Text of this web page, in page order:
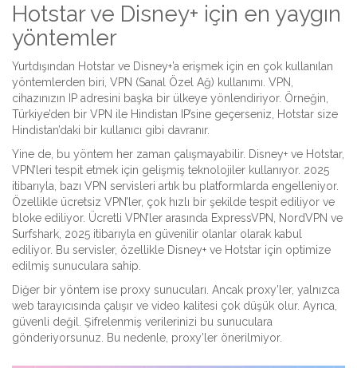
Hotstar ve Disney+ için en yaygın
yöntemler
Yurtdışından Hotstar ve Disney+’a erişmek için en çok kullanılan
yöntemlerden biri, VPN (Sanal Özel Ağ) kullanımı. VPN,
cihazınızın IP adresini başka bir ülkeye yönlendiriyor. Örneğin,
Türkiye’den bir VPN ile Hindistan IP’sine geçerseniz, Hotstar size
Hindistan’daki bir kullanıcı gibi davranır.
Yine de, bu yöntem her zaman çalışmayabilir. Disney+ ve Hotstar,
VPN’leri tespit etmek için gelişmiş teknolojiler kullanıyor. 2025
itibarıyla, bazı VPN servisleri artık bu platformlarda engelleniyor.
Özellikle ücretsiz VPN’ler, çok hızlı bir şekilde tespit ediliyor ve
bloke ediliyor. Ücretli VPN’ler arasında ExpressVPN, NordVPN ve
Surfshark, 2025 itibarıyla en güvenilir olanlar olarak kabul
ediliyor. Bu servisler, özellikle Disney+ ve Hotstar için optimize
edilmiş sunuculara sahip.
Diğer bir yöntem ise proxy sunucuları. Ancak proxy’ler, yalnızca
web tarayıcısında çalışır ve video kalitesi çok düşük olur. Ayrıca,
güvenli değil. Şifrelenmiş verilerinizi bu sunuculara
gönderiyorsunuz. Bu nedenle, proxy’ler önerilmiyor.